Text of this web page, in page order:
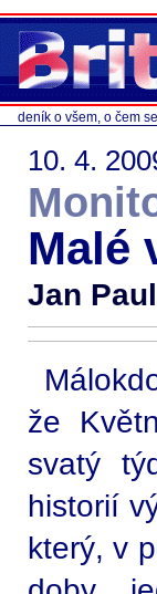
deník o všem, o čem
10. 4.
Malé
Jan Paul
že
svatý
historií
který, v